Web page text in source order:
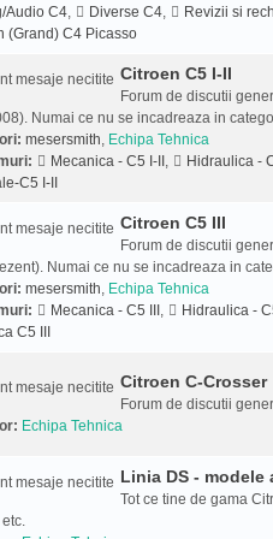
Audio C4, Diverse C4, Revizii si
(Grand) C4 Picasso
Citroen C5 I-II
Forum de discutii
Numai ce nu se incadreaza in
mesersmith, Echipa Tehnica
Mecanica - C5 I-II , Hidraulica -
C5 I-II
Citroen C5 III
Forum de discutii
Numai ce nu se incadreaza in
mesersmith, Echipa Tehnica
Mecanica - C5 III , Hidraulica -
C5 III
Citroen C-Crosser
Forum de discutii
Echipa Tehnica
Linia DS - modele
Tot ce tine de gama